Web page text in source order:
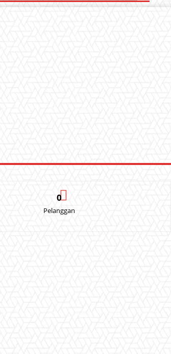
0
Pelanggan